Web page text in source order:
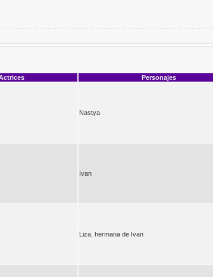
Personajes
Nastya
Ivan
Liza, hermana de Ivan